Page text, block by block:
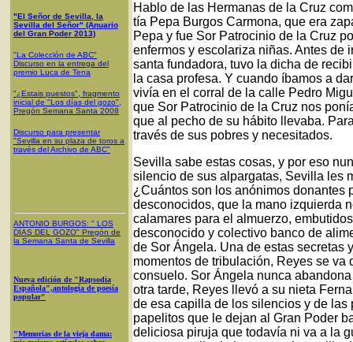
"El Señor de Sevilla, la
Sevilla del Señor" (Anuario
del Gran Poder 2013)
"La Colección de ABC"
Discurso en la entrega del
premio Luca de Tena
"¿Estais puestos", fragmento
inicial de "Los días del gozo",
Pregón Semana Santa 2008
Discurso para presentar
"Sevilla en su plaza de toros a
través del Archivo de ABC"
ANTONIO BURGOS: " LOS
DÍAS DEL GOZO" Pregón de
la Semana Santa de Sevilla
Nueva edición de "Rapsodia
Española",antología de poesía
popular"
"Memorias de la vieja dama:
Hablo de las Hermanas de la Cruz
tía Pepa Burgos Carmona, que era
Pepa y fue Sor Patrocinio de la Cruz
enfermos y escolariza niñas. Antes de
santa fundadora, tuvo la dicha de
la casa profesa. Y cuando íbamos a
vivía en el corral de la calle Pedro
que Sor Patrocinio de la Cruz nos
que al pecho de su hábito llevaba.
través de sus pobres y necesitados.
Sevilla sabe estas cosas, y por eso
silencio de sus alpargatas, Sevilla les
¿Cuántos son los anónimos donantes
desconocidos, que la mano izquierda
calamares para el almuerzo,
desconocido y colectivo banco de
de Sor Ángela. Una de estas secretas
momentos de tribulación, Reyes se
consuelo. Sor Ángela nunca
otra tarde, Reyes llevó a su nieta
de esa capilla de los silencios y de
papelitos que le dejan al Gran Poder
deliciosa piruja que todavía ni va a la